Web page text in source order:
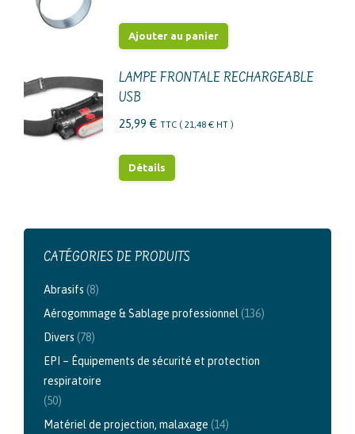
Ajouter au panier
LAMPE FRONTALE RECHARGEABLE
USB
25,99 € TTC ( 21,48 € HT )
Détails
CATÉGORIES DE PRODUITS
Abrasifs (8)
Aérogommage & Sablage professionnel (136)
Divers (78)
EPI – Équipements de sécurité et protection
respiratoire
(50)
Matériel de projection, malaxage (14)